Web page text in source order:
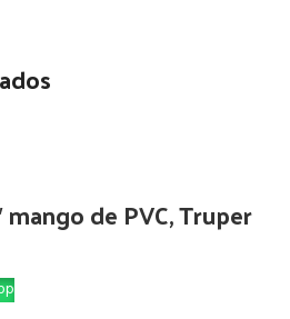
de PVC, Truper